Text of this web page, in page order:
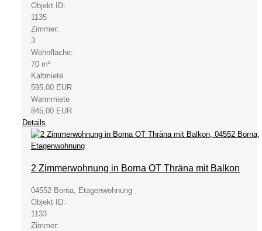
Objekt ID:
1135
Zimmer:
3
Wohnfläche:
70 m²
Kaltmiete
595,00 EUR
Warmmiete
845,00 EUR
Details
2 Zimmerwohnung in Borna OT Thräna mit Balkon
04552 Borna, Etagenwohnung
Objekt ID:
1133
Zimmer: